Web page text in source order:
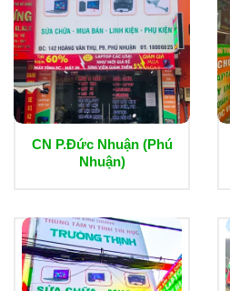
CN P.Đức Nhuận (Phú
Nhuận)